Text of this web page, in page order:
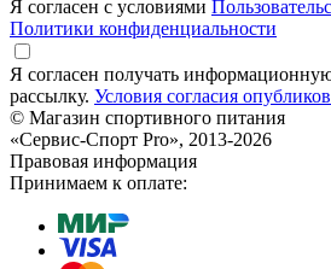
Я согласен с условиями
Политики конфиденциальности
Я согласен получать
рассылку. Условия согласия
© Магазин спортивного питания
«Сервис-Спорт Pro», 2013-2026
Правовая информация
Принимаем к оплате: